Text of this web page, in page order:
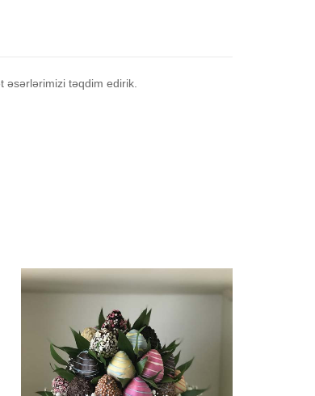
əsərlərimizi təqdim edirik.